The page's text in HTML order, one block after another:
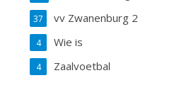
vv Zwanenburg 2
37
Wie is
4
Zaalvoetbal
4